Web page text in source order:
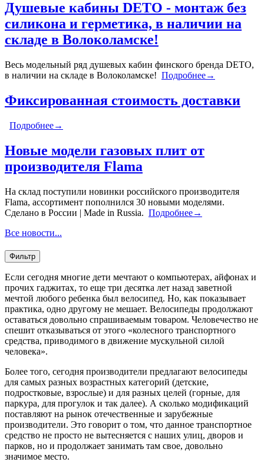
Душевые кабины DETO - монтаж без
силикона и герметика, в наличии на
складе в Волоколамске!
Весь модельный ряд душевых кабин финского бренда DETO,
в наличии на складе в Волоколамске! Подробнее→
Фиксированная стоимость доставки
Подробнее→
Новые модели газовых плит от
производителя Flama
На склад поступили новинки российского производителя
Flama, ассортимент пополнился 30 новыми моделями.
Сделано в России | Made in Russia. Подробнее→
Все новости...
Фильтр
Если сегодня многие дети мечтают о компьютерах, айфонах и
прочих гаджитах, то еще три десятка лет назад заветной
мечтой любого ребенка был велосипед. Но, как показывает
практика, одно другому не мешает. Велосипеды продолжают
оставаться довольно спрашиваемым товаром. Человечество не
спешит отказываться от этого «колесного транспортного
средства, приводимого в движение мускульной силой
человека».
Более того, сегодня производители предлагают велосипеды
для самых разных возрастных категорий (детские,
подростковые, взрослые) и для разных целей (горные, для
паркура, для прогулок и так далее). А сколько модификаций
поставляют на рынок отечественные и зарубежные
производители. Это говорит о том, что данное транспортное
средство не просто не вытесняется с наших улиц, дворов и
парков, но и продолжает занимать там свое, довольно
значимое место.